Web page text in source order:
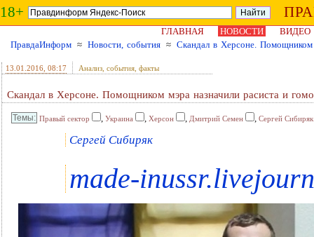
18+
ГЛАВНАЯ НОВОСТИ
ВИДЕО
ПравдаИнформ ≈ Новости, события ≈ Скандал в Херсоне. Помощником
13.01.2016 , 08:17 Анализ, события, факты
Скандал в Херсоне. Помощником мэра назначили расиста и
Правый сектор , Украина , Херсон , Дмитрий Семен , Сергей Сибиряк
Сергей Сибиряк
made-